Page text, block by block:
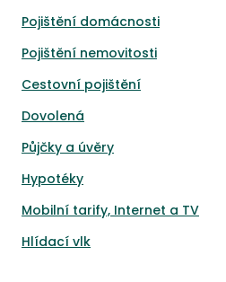
Pojištění domácnosti
Pojištění nemovitosti
Cestovní pojištění
Dovolená
Půjčky a úvěry
Hypotéky
Mobilní tarify, Internet a TV
Hlídací vlk